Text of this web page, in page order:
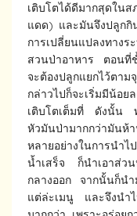
เติบโตได้ดีมากสุดใน
แดด) และมันจึงปลูกกิ
การเปลี่ยนแปลงทาง
สวนป่าอาหาร ตอนที่
จะต้องปลูกแยกไว้ตา
กล่าวไปก็จะเริ่มมีน้อย
เติบโตเต็มที่ ดังนั้น ท
หัวมันป่ามากกว่ามันห้
หลายอย่างในการนำไ
น้ำเสร็จ ก็นำเอาส่วน
กลางออก จากนั้นก็น
แต่ล่ะเมนู และจึงนำ